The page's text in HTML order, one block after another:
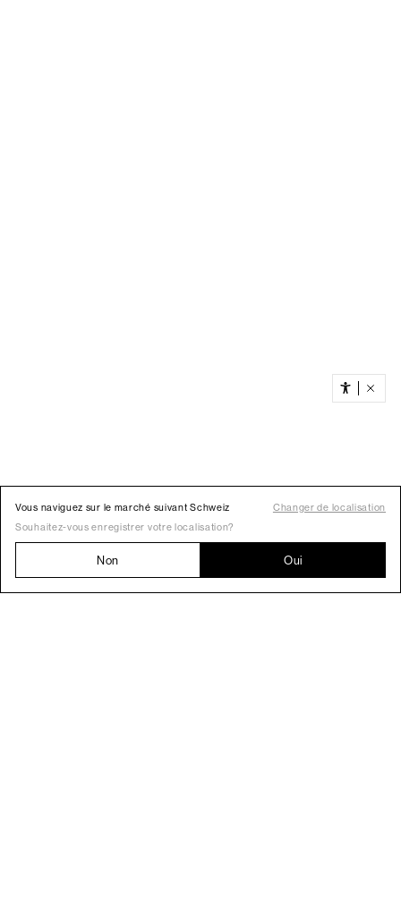
Vous naviguez sur le marché suivant Schweiz
Changer de localisation
Souhaitez-vous enregistrer votre localisation?
Non Oui